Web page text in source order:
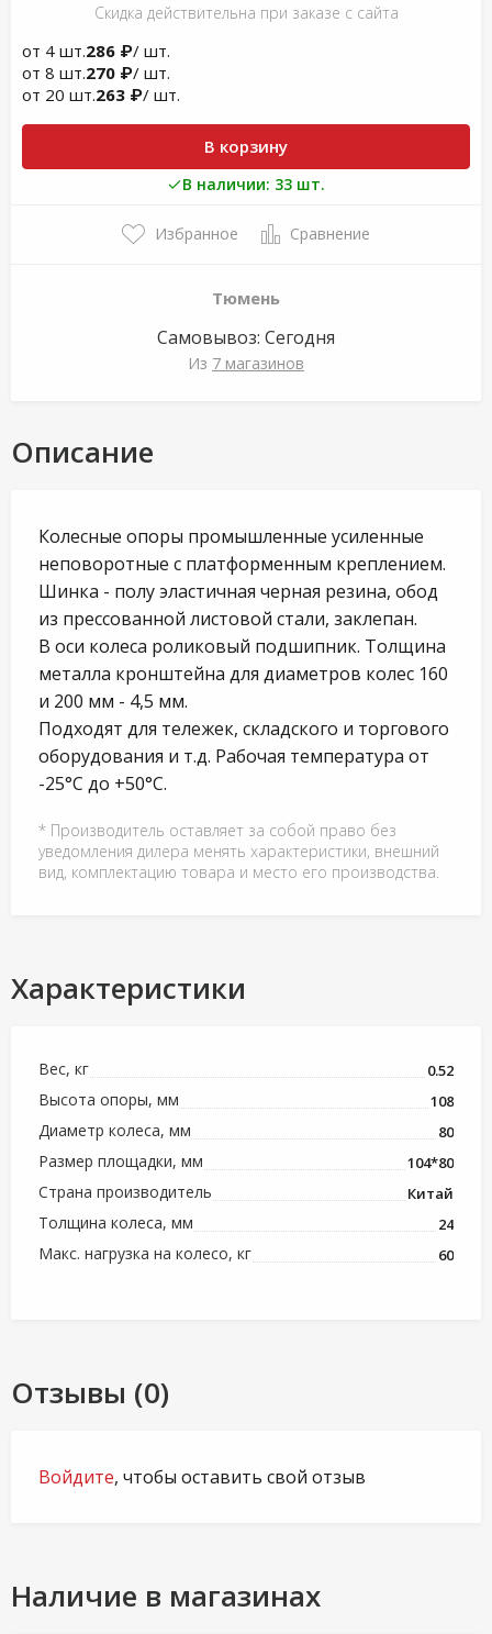
Скидка действительна при заказе с сайта
от 4 шт.286 ₽/ шт.
от 8 шт.270 ₽/ шт.
от 20 шт.263 ₽/ шт.
В корзину
В наличии: 33 шт.
Избранное Сравнение
Тюмень
Самовывоз: Сегодня
Из 7 магазинов
Описание
Колесные опоры промышленные усиленные
неповоротные с платформенным креплением.
Шинка - полу эластичная черная резина, обод
из прессованной листовой стали, заклепан.
В оси колеса роликовый подшипник. Толщина
металла кронштейна для диаметров колес 160
и 200 мм - 4,5 мм.
Подходят для тележек, складского и торгового
оборудования и т.д. Рабочая температура от
-25°С до +50°С.
* Производитель оставляет за собой право без
уведомления дилера менять характеристики, внешний
вид, комплектацию товара и место его производства.
Характеристики
Вес, кг 0.52
Высота опоры, мм 108
Диаметр колеса, мм 80
Размер площадки, мм 104*80
Страна производитель Китай
Толщина колеса, мм 24
Макс. нагрузка на колесо, кг 60
Отзывы (0)
Войдите, чтобы оставить свой отзыв
Наличие в магазинах